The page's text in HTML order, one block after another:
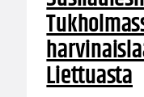
Liettuasta